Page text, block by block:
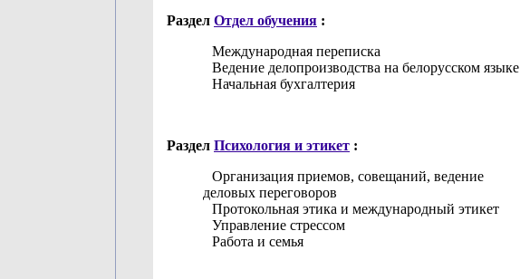
Раздел Отдел обучения :
Международная переписка
Ведение делопроизводства на белорусском языке
Начальная бухгалтерия
Раздел Психология и этикет :
Организация приемов, совещаний, ведение
деловых переговоров
Протокольная этика и международный этикет
Управление стрессом
Работа и семья